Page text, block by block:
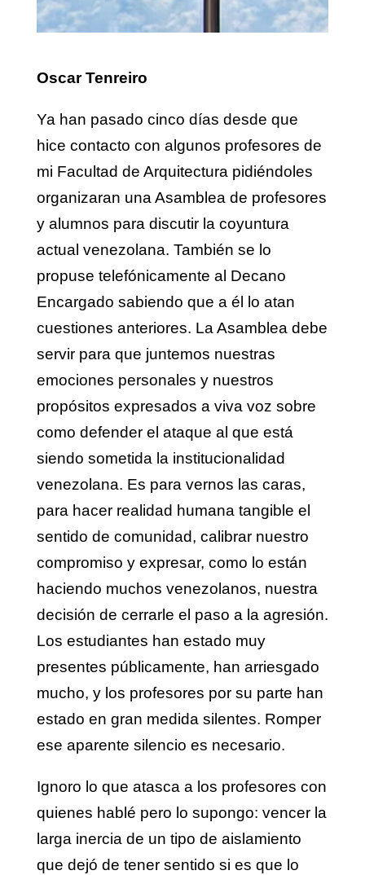
Oscar Tenreiro
Ya han pasado cinco días desde que
hice contacto con algunos profesores de
mi Facultad de Arquitectura pidiéndoles
organizaran una Asamblea de profesores
y alumnos para discutir la coyuntura
actual venezolana. También se lo
propuse telefónicamente al Decano
Encargado sabiendo que a él lo atan
cuestiones anteriores. La Asamblea debe
servir para que juntemos nuestras
emociones personales y nuestros
propósitos expresados a viva voz sobre
como defender el ataque al que está
siendo sometida la institucionalidad
venezolana. Es para vernos las caras,
para hacer realidad humana tangible el
sentido de comunidad, calibrar nuestro
compromiso y expresar, como lo están
haciendo muchos venezolanos, nuestra
decisión de cerrarle el paso a la agresión.
Los estudiantes han estado muy
presentes públicamente, han arriesgado
mucho, y los profesores por su parte han
estado en gran medida silentes. Romper
ese aparente silencio es necesario.
Ignoro lo que atasca a los profesores con
quienes hablé pero lo supongo: vencer la
larga inercia de un tipo de aislamiento
que dejó de tener sentido si es que lo